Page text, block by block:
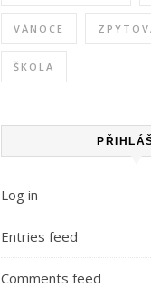
VÁNOCE
ŠKOLA
Log in
Entries feed
Comments feed